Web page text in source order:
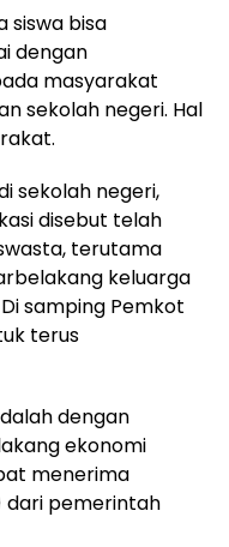
siswa bisa
dengan
masyarakat
sekolah negeri. Hal
sekolah negeri,
disebut telah
terutama
keluarga
samping Pemkot
terus
dengan
ekonomi
menerima
dari pemerintah